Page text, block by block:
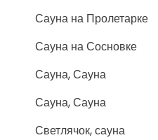
Сауна на Пролетарке
Сауна на Сосновке
Сауна, Сауна
Сауна, Сауна
Светлячок, сауна